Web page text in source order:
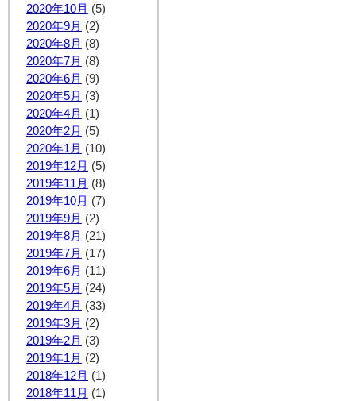
2020年10月 (5)
2020年9月 (2)
2020年8月 (8)
2020年7月 (8)
2020年6月 (9)
2020年5月 (3)
2020年4月 (1)
2020年2月 (5)
2020年1月 (10)
2019年12月 (5)
2019年11月 (8)
2019年10月 (7)
2019年9月 (2)
2019年8月 (21)
2019年7月 (17)
2019年6月 (11)
2019年5月 (24)
2019年4月 (33)
2019年3月 (2)
2019年2月 (3)
2019年1月 (2)
2018年12月 (1)
2018年11月 (1)